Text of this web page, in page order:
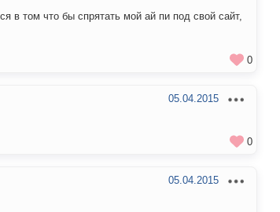
в том что бы спрятать мой ай пи под свой сайт,
0
05.04.2015
0
05.04.2015